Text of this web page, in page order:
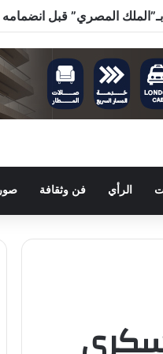
الرأي فن وثقافة